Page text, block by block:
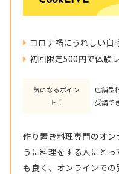
コロナ禍にうれしい自
初回限定500円で体験
気になるポイン
ト！
店舗型
受講で
作り置き料理専門のオ
うに料理をする人にと
も良く、オンラインで